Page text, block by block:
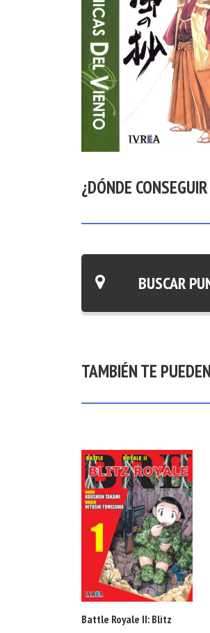
¿DÓNDE
BUSCAR
TAMBIÉN TE
Battle Royale II: Blitz